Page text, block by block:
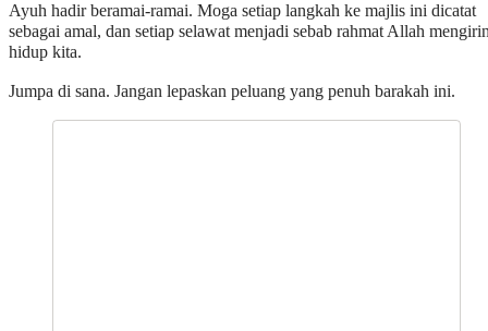
Ayuh hadir beramai-ramai. Moga setiap langkah ke majlis ini dicatat
sebagai amal, dan setiap selawat menjadi sebab rahmat Allah
hidup kita.
Jumpa di sana. Jangan lepaskan peluang yang penuh barakah ini.